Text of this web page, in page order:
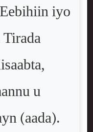
iyo
u
(aada).